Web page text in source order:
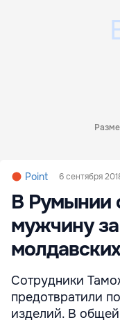
Point 6 сентября
В Румынии
мужчину
Сотрудники
предотвратили
изделий. В